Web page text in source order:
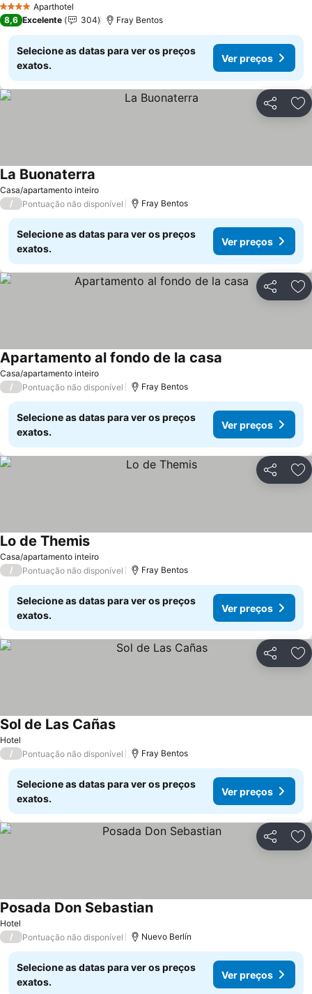
4 EstrelasAparthotel
8,6 Excelente 304 Fray Bentos
Selecione as datas para ver os preços
exatos.
Ver preços
Partilhar
Casa/apartamento inteiro
La Buonaterra
/ Pontuação não disponível Fray Bentos
Selecione as datas para ver os preços
exatos.
Ver preços
Partilhar
Casa/apartamento inteiro
Apartamento al fondo de la casa
/ Pontuação não disponível Fray Bentos
Selecione as datas para ver os preços
exatos.
Ver preços
Partilhar
Casa/apartamento inteiro
Lo de Themis
/ Pontuação não disponível Fray Bentos
Selecione as datas para ver os preços
exatos.
Ver preços
Partilhar
Hotel
Sol de Las Cañas
/ Pontuação não disponível Fray Bentos
Selecione as datas para ver os preços
exatos.
Ver preços
Partilhar
Hotel
Posada Don Sebastian
/ Pontuação não disponível Nuevo Berlín
Selecione as datas para ver os preços
exatos.
Ver preços